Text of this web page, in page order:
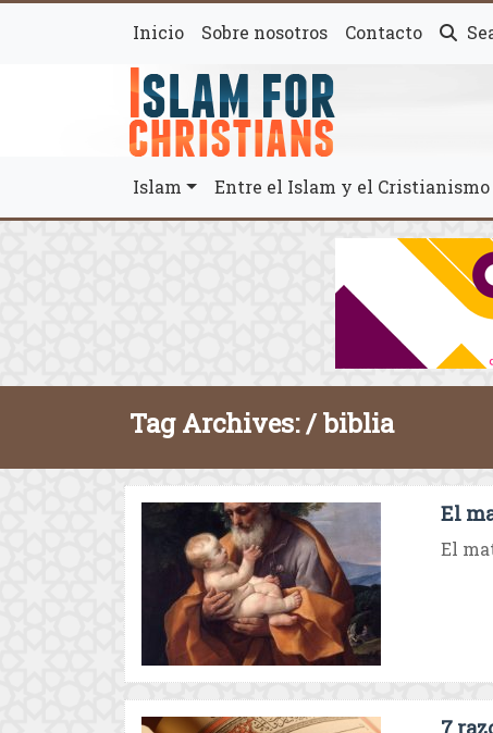
Inicio Sobre nosotros Contacto
Islam Entre el Islam y el
Tag Archives: /biblia
El
El
7